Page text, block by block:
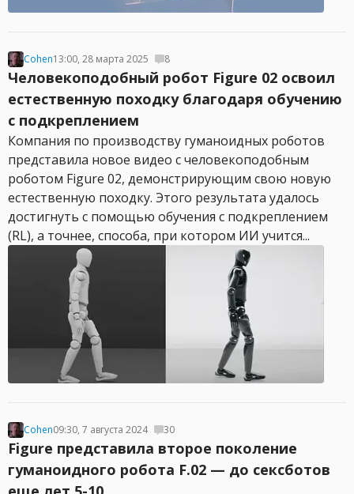
Cohen13:00, 28 марта 2025 8
Человекоподобный робот Figure 02 освоил
естественную походку благодаря обучению
с подкреплением
Компания по производству гуманоидных роботов
представила новое видео с человекоподобным
роботом Figure 02, демонстрирующим свою новую
естественную походку. Этого результата удалось
достигнуть с помощью обучения с подкреплением
(RL), а точнее, способа, при котором ИИ учится...
Cohen09:30, 7 августа 2024 30
Figure представила второе поколение
гуманоидного робота F.02 — до сексботов